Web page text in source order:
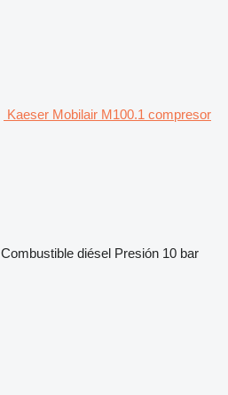
Kaeser Mobilair M100.1 compresor
Combustible diésel Presión 10 bar